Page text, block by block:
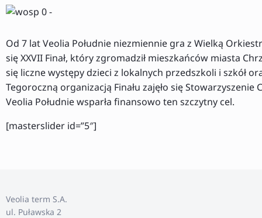
Od 7 lat Veolia Południe niezmiennie gra z Wielką
się XXVII Finał, który zgromadził mieszkańców miasta
się liczne występy dzieci z lokalnych przedszkoli i szkół
Tegoroczną organizacją Finału zajęło się
Veolia Południe wsparła finansowo ten szczytny cel.
[masterslider id=”5″]
Veolia term S.A.
ul. Puławska 2